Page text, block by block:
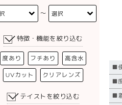
〜
特徴・機能を絞り込む
度あり フチあり 高含水
UVカット クリアレンズ
テイストを絞り込む
■
■
■